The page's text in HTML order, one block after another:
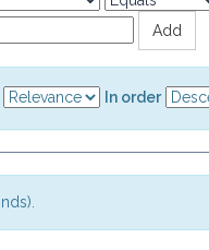
In order